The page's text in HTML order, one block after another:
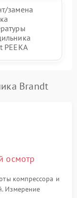
замена
PEEKA
Brandt
осмотр
компрессора и
Измерение